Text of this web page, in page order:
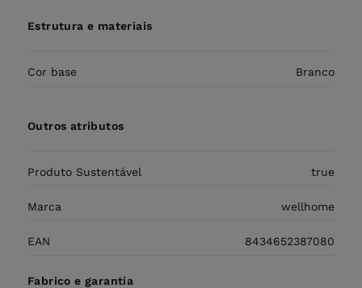
Estrutura e materiais
Cor base Branco
Outros atributos
Produto Sustentável true
Marca wellhome
EAN 8434652387080
Fabrico e garantia